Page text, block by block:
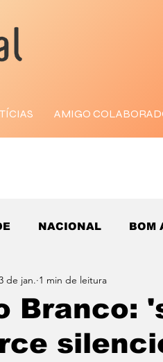
AMIGO
NACIONAL BOM
Branco:
de jan. 1 min de leitura